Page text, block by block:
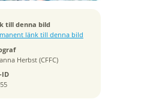
till denna bild
länk till denna bild
Herbst (CFFC)
ID
13:26:43